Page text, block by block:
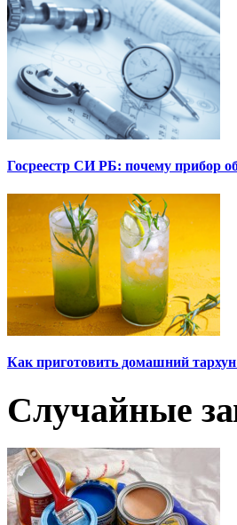
Госреестр СИ РБ: почему прибор
Как приготовить домашний тархун
Случайные